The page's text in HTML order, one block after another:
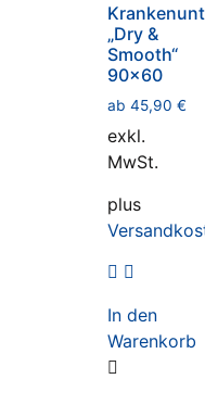
„Dry &
Smooth“
90×60
ab 45,90 €
exkl.
MwSt.
plus
In den
Warenkorb